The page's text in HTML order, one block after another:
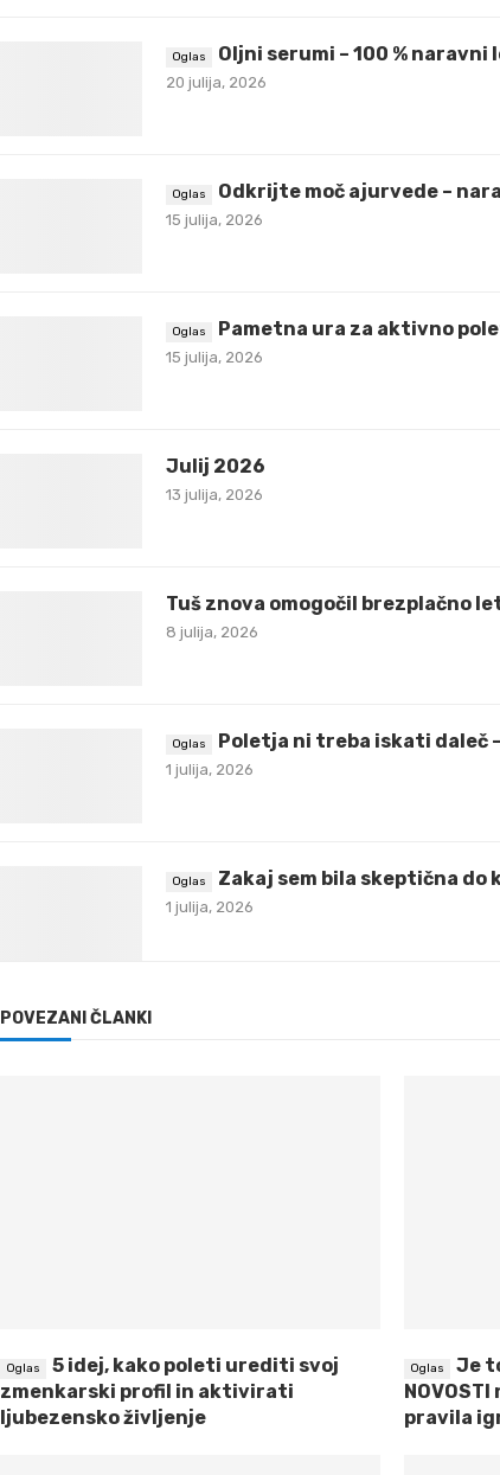
Oljni serumi – 100 %
20 julija, 2026
Odkrijte moč ajurvede –
15 julija, 2026
Pametna ura za aktivno
15 julija, 2026
Julij 2026
13 julija, 2026
Tuš znova omogočil brezplačno
8 julija, 2026
Poletja ni treba iskati daleč
1 julija, 2026
Zakaj sem bila skeptična do
1 julija, 2026
POVEZANI ČLANKI
5 idej, kako poleti urediti svoj
zmenkarski profil in aktivirati
ljubezensko življenje
Je
pravila